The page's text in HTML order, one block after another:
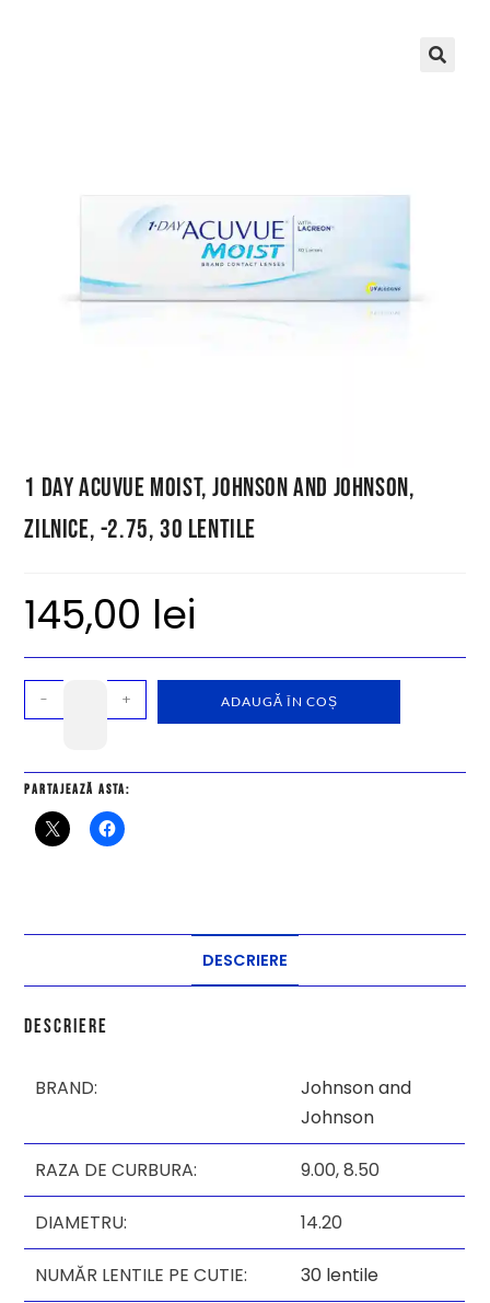
1 Day Acuvue Moist, Johnson and Johnson,
zilnice, -2.75, 30 lentile
145,00 lei
- + ADAUGĂ ÎN COȘ
Partajează asta:
DESCRIERE
Descriere
BRAND:
Johnson and
Johnson
RAZA DE CURBURA: 9.00,8.50
DIAMETRU: 14.20
NUMĂR LENTILE PE CUTIE: 30 lentile